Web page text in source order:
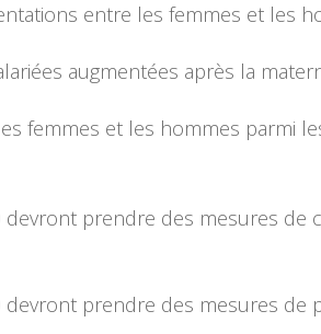
entre les femmes et les
augmentées après la
femmes et les hommes parmi
prendre des mesures de
prendre des mesures de